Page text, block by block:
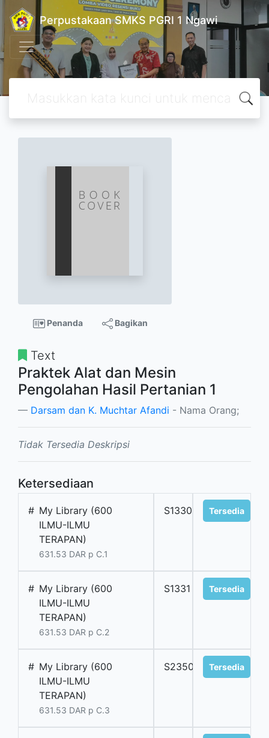
Perpustakaan SMKS PGRI 1 Ngawi
Penanda Bagikan
Text
Praktek Alat dan Mesin
Pengolahan Hasil Pertanian 1
Darsam dan K. Muchtar Afandi - Nama Orang;
Tidak Tersedia Deskripsi
Ketersediaan
# My Library (600
ILMU-ILMU
TERAPAN)
631.53 DAR p C.1
S1330 Tersedia
# My Library (600
ILMU-ILMU
TERAPAN)
631.53 DAR p C.2
S1331 Tersedia
# My Library (600
ILMU-ILMU
TERAPAN)
631.53 DAR p C.3
S2350 Tersedia